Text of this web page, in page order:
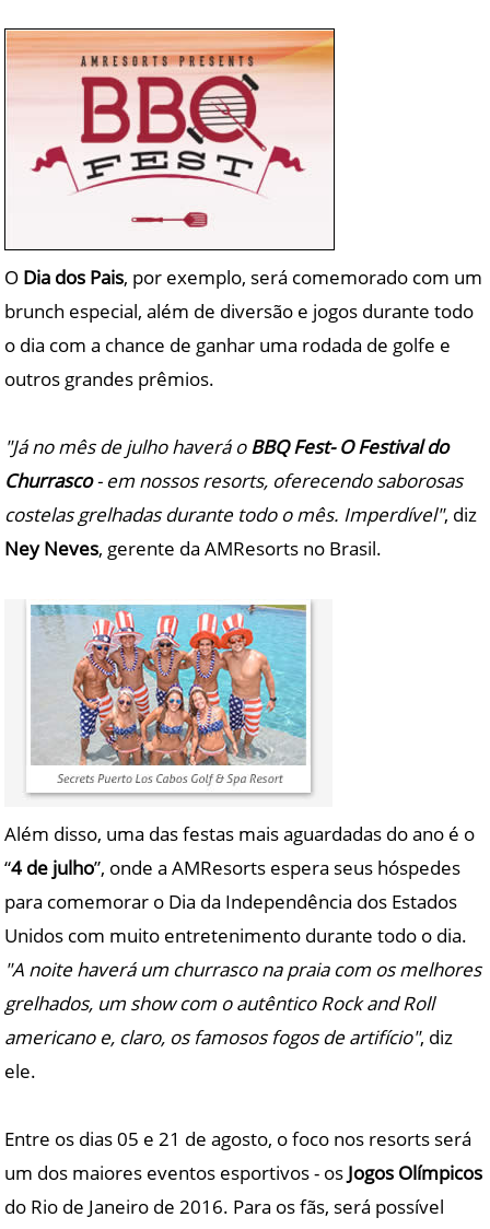
O Dia dos Pais, por exemplo, será comemorado com um
brunch especial, além de diversão e jogos durante todo
o dia com a chance de ganhar uma rodada de golfe e
outros grandes prêmios.
"Já no mês de julho haverá oBBQ Fest- O Festival do
Churrasco- em nossos resorts, oferecendo saborosas
costelas grelhadas durante todo o mês. Imperdível", diz
Ney Neves, gerente da AMResorts no Brasil.
Além disso, uma das festas mais aguardadas do ano é o
“4 de julho”, onde a AMResorts espera seus hóspedes
para comemorar o Dia da Independência dos Estados
Unidos com muito entretenimento durante todo o dia.
"A noite haverá um churrasco na praia com os melhores
grelhados, um show com o autêntico Rock and Roll
americano e, claro, os famosos fogos de artifício", diz
ele.
Entre os dias 05 e 21 de agosto, o foco nos resorts será
um dos maiores eventos esportivos - os Jogos Olímpicos
do Rio de Janeiro de 2016. Para os fãs, será possível